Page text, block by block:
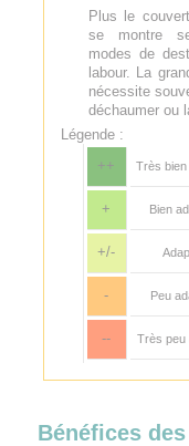
Plus le
se montre
modes de
labour. La
nécessite
déchaumer ou
Légende :
++
Très bien
+ Bien
+/-
- Peu
-- Très peu
Bénéfices